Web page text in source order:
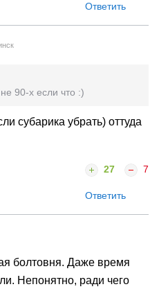
Ответить
90-х если что :)
субарика убрать) оттуда
27 7
Ответить
болтовня. Даже время
Непонятно, ради чего